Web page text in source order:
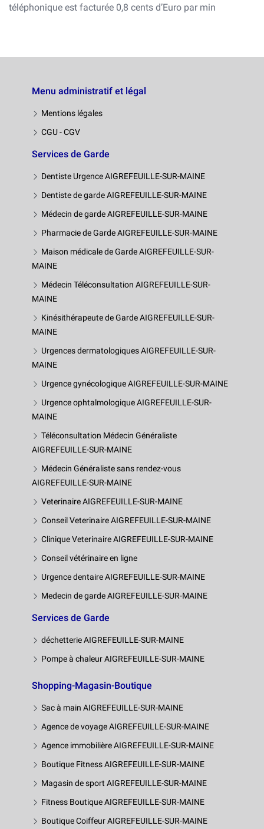
téléphonique est facturée 0,8 cents d’Euro par min
Menu administratif et légal
Mentions légales
CGU - CGV
Services de Garde
Dentiste Urgence AIGREFEUILLE-SUR-MAINE
Dentiste de garde AIGREFEUILLE-SUR-MAINE
Médecin de garde AIGREFEUILLE-SUR-MAINE
Pharmacie de Garde AIGREFEUILLE-SUR-MAINE
Maison médicale de Garde AIGREFEUILLE-SUR-
MAINE
Médecin Téléconsultation AIGREFEUILLE-SUR-
MAINE
Kinésithérapeute de Garde AIGREFEUILLE-SUR-
MAINE
Urgences dermatologiques AIGREFEUILLE-SUR-
MAINE
Urgence gynécologique AIGREFEUILLE-SUR-MAINE
Urgence ophtalmologique AIGREFEUILLE-SUR-
MAINE
Téléconsultation Médecin Généraliste
AIGREFEUILLE-SUR-MAINE
Médecin Généraliste sans rendez-vous
AIGREFEUILLE-SUR-MAINE
Veterinaire AIGREFEUILLE-SUR-MAINE
Conseil Veterinaire AIGREFEUILLE-SUR-MAINE
Clinique Veterinaire AIGREFEUILLE-SUR-MAINE
Conseil vétérinaire en ligne
Urgence dentaire AIGREFEUILLE-SUR-MAINE
Medecin de garde AIGREFEUILLE-SUR-MAINE
Services de Garde
déchetterie AIGREFEUILLE-SUR-MAINE
Pompe à chaleur AIGREFEUILLE-SUR-MAINE
Shopping-Magasin-Boutique
Sac à main AIGREFEUILLE-SUR-MAINE
Agence de voyage AIGREFEUILLE-SUR-MAINE
Agence immobilière AIGREFEUILLE-SUR-MAINE
Boutique Fitness AIGREFEUILLE-SUR-MAINE
Magasin de sport AIGREFEUILLE-SUR-MAINE
Fitness Boutique AIGREFEUILLE-SUR-MAINE
Boutique Coiffeur AIGREFEUILLE-SUR-MAINE